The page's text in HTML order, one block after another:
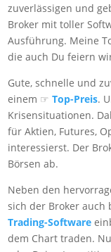
zuverlässigen und
Broker mit toller
Ausführung. Meine
die auch Du feiern
Gute, schnelle und
einem ☞ Top-Preis.
Krisensituationen.
für Aktien, Futures,
interessierst. Der
Börsen ab.
Neben den
sich der Broker
Trading-Software
dem Chart traden.